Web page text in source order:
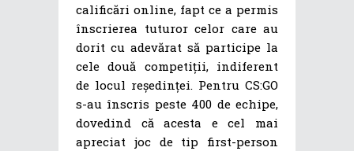
calificări online, fapt ce a permis
înscrierea tuturor celor care au
dorit cu adevărat să participe la
cele două competiții, indiferent
de locul reședinței. Pentru CS:GO
s-au înscris peste 400 de echipe,
dovedind că acesta e cel mai
apreciat joc de tip first-person